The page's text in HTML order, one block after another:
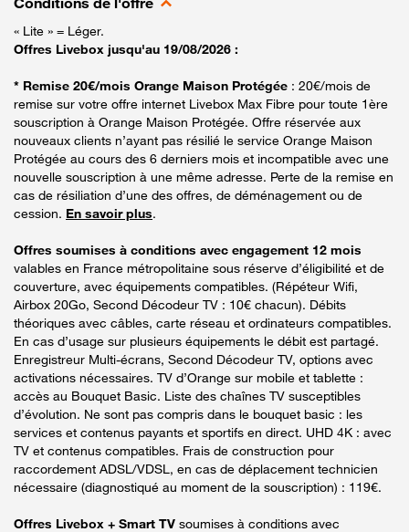
« Lite » = Léger.
Offres Livebox jusqu'au 19/08/2026 :
* Remise 20€/mois Orange Maison Protégée : 20€/mois de
remise sur votre offre internet Livebox Max Fibre pour toute 1ère
souscription à Orange Maison Protégée. Offre réservée aux
nouveaux clients n’ayant pas résilié le service Orange Maison
Protégée au cours des 6 derniers mois et incompatible avec une
nouvelle souscription à une même adresse. Perte de la remise en
cas de résiliation d’une des offres, de déménagement ou de
cession. En savoir plus.
Offres soumises à conditions avec engagement 12 mois
valables en France métropolitaine sous réserve d’éligibilité et de
couverture, avec équipements compatibles. (Répéteur Wifi,
Airbox 20Go, Second Décodeur TV : 10€ chacun). Débits
théoriques avec câbles, carte réseau et ordinateurs compatibles.
En cas d’usage sur plusieurs équipements le débit est partagé.
Enregistreur Multi-écrans, Second Décodeur TV, options avec
activations nécessaires. TV d’Orange sur mobile et tablette :
accès au Bouquet Basic. Liste des chaînes TV susceptibles
d’évolution. Ne sont pas compris dans le bouquet basic : les
services et contenus payants et sportifs en direct. UHD 4K : avec
TV et contenus compatibles. Frais de construction pour
raccordement ADSL/VDSL, en cas de déplacement technicien
nécessaire (diagnostiqué au moment de la souscription) : 119€.
Offres Livebox + Smart TV soumises à conditions avec